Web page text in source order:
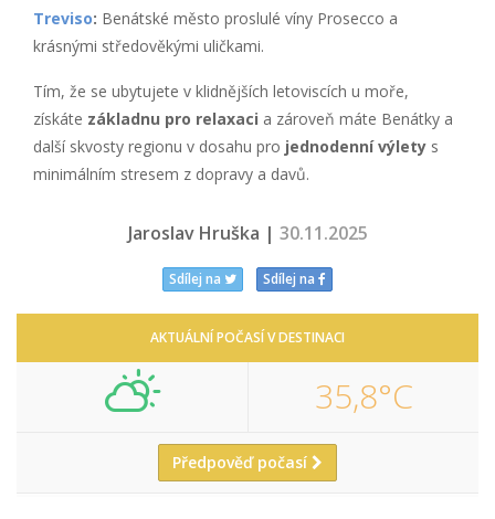
Treviso: Benátské město proslulé víny Prosecco a
krásnými středověkými uličkami.
Tím, že se ubytujete v klidnějších letoviscích u moře,
získáte základnu pro relaxaci a zároveň máte Benátky a
další skvosty regionu v dosahu pro jednodenní výlety s
minimálním stresem z dopravy a davů.
Jaroslav Hruška | 30.11.2025
Sdílej na Sdílej na
AKTUÁLNÍ POČASÍ V DESTINACI
35,8°C
Předpověď počasí